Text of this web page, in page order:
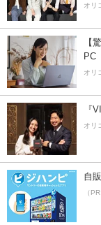
オリ
【
PC
オリ
『
オリ
自
（